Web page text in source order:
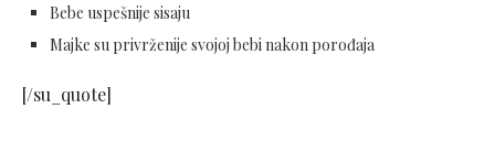
Bebe uspešnije sisaju
Majke su privrženije svojoj bebi nakon porođaja
[/su_quote]